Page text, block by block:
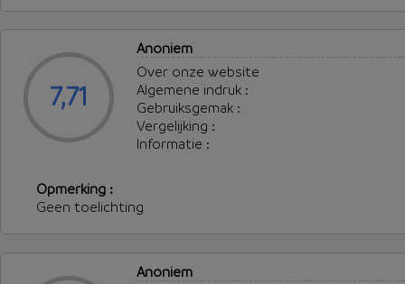
7,71
Anoniem
Over onze website
Algemene indruk :
Gebruiksgemak :
Vergelijking :
Informatie :
Opmerking :
Geen toelichting
Anoniem